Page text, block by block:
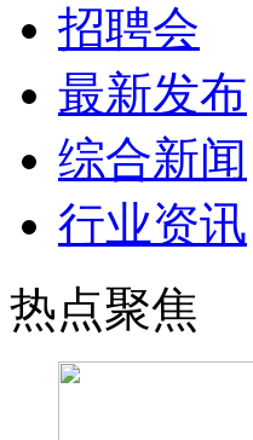
招聘会
最新发布
综合新闻
行业资讯
热点聚焦